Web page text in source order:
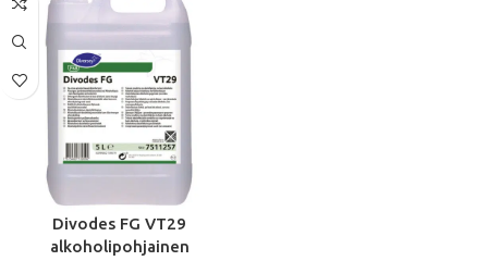
Divodes FG VT29
alkoholipohjainen